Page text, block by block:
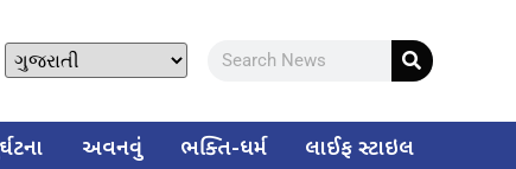
અવનવું ભક્તિ-ધર્મ લાઈફ સ્ટાઇલ